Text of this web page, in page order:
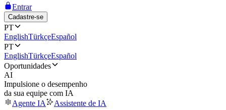
Entrar
Cadastre-se
PT
EnglishTürkçeEspañol
PT
EnglishTürkçeEspañol
Oportunidades
AI
Impulsione o desempenho
da sua equipe com IA
Agente IA
Assistente de IA